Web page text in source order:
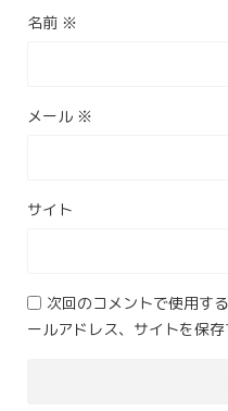
名前 ※
メール ※
サイト
次回のコメントで使用す
ールアドレス、サイトを保存